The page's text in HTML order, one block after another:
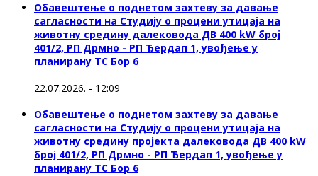
Обавештење о поднетом захтеву за давање
сагласности на Студију о процени утицаја на
животну средину далековода ДВ 400 kW број
401/2, РП Дрмно - РП Ђердап 1, увођење у
планирану ТС Бор 6
22.07.2026. - 12:09
Обавештење о поднетом захтеву за давање
сагласности на Студију о процени утицаја на
животну средину пројекта далековода ДВ 400 kW
број 401/2, РП Дрмно - РП Ђердап 1, увођење у
планирану ТС Бор 6